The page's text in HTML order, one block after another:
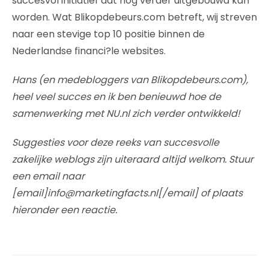
worden. Wat Blikopdebeurs.com betreft, wij streven
naar een stevige top 10 positie binnen de
Nederlandse financi?le websites.
Hans (en medebloggers van Blikopdebeurs.com),
heel veel succes en ik ben benieuwd hoe de
samenwerking met NU.nl zich verder ontwikkeld!
Suggesties voor deze reeks van succesvolle
zakelijke weblogs zijn uiteraard altijd welkom. Stuur
een email naar
[email]info@marketingfacts.nl[/email] of plaats
hieronder een reactie.